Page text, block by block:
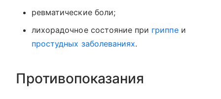
ревматические боли;
лихорадочное состояние при гриппеи
простудных заболеваниях.
Противопоказания